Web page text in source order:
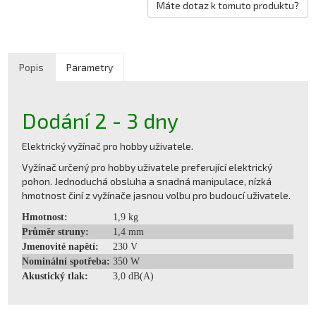
Máte dotaz k tomuto produktu?
Popis Parametry
Dodání 2 - 3 dny
Elektrický vyžínač pro hobby uživatele.
Vyžínač určený pro hobby uživatele preferující elektrický
pohon. Jednoduchá obsluha a snadná manipulace, nízká
hmotnost činí z vyžínače jasnou volbu pro budoucí uživatele.
Hmotnost:
1,9 kg
Průměr struny:
1,4 mm
Jmenovité napětí:
230 V
Nominální spotřeba: 350 W
Akustický tlak:
3,0 dB(A)